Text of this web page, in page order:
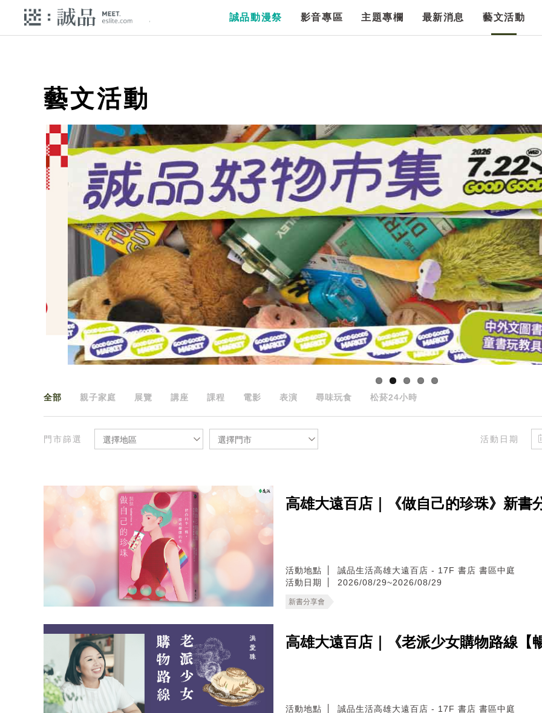
誠品動漫祭 影音專區 主題專欄 最新消息 藝文活動
藝文活動
全部 親子家庭 展覽 講座 課程 電影 表演 尋味玩食 松菸24小時
門市篩選 選擇地區 選擇門市 活動日期
高雄大遠百店｜《做自己的珍珠》新書
活動地點
誠品生活高雄大遠百店 - 17F 書店 書區中庭
活動日期
2026/08/29~2026/08/29
新書分享會
高雄大遠百店｜《老派少女購物路線【
活動地點
誠品生活高雄大遠百店 - 17F 書店 書區中庭